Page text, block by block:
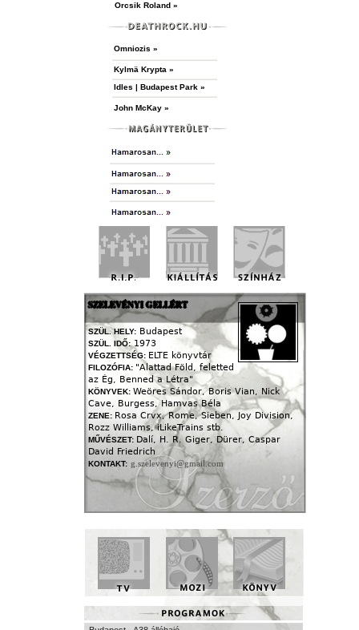
Orcsik Roland »
Omniozis »
Kylmä Krypta »
Idles | Budapest Park »
John McKay »
SZELEVÉNYI GELLÉRT
SZÜL. HELY: Budapest
SZÜL. IDŐ: 1973
VÉGZETTSÉG: ELTE könyvtár
FILOZÓFIA: "Alattad Föld, feletted
az Ég, Benned a Létra"
KÖNYVEK: Weöres Sándor, Boris Vian, Nick
Cave, Burgess, Hamvas Béla
ZENE: Rosa Crvx, Rome, Sieben, Joy Division,
Rozz Williams, iLikeTrains stb.
MŰVÉSZET: Dalí, H. R. Giger, Dürer, Caspar
David Friedrich
KONTAKT: g.szelevenyi@gmail.com